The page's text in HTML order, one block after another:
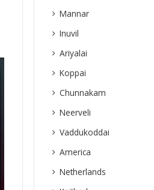
Mannar
Inuvil
Ariyalai
Koppai
Chunnakam
Neerveli
Vaddukoddai
America
Netherlands